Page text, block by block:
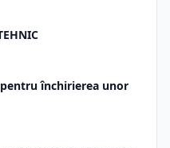
închirierea unor